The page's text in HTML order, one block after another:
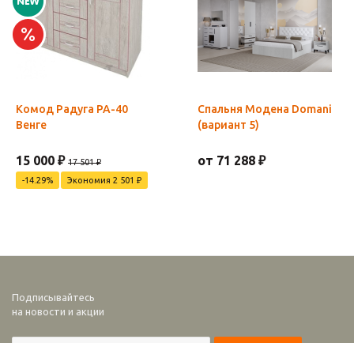
Комод Радуга РА-40
Венге
15 000 ₽ 17 501 ₽
-14.29%
Экономия 2 501 ₽
Спальня Модена Domani
(вариант 5)
от 71 288 ₽
Подписывайтесь
на новости и акции